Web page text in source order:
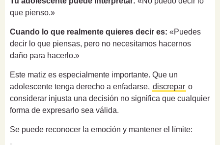
que pienso.»
Cuando lo que realmente quieres decir es: «Puedes
decir lo que piensas, pero no necesitamos hacernos
daño para hacerlo.»
Este matiz es especialmente importante. Que un
adolescente tenga derecho a enfadarse, discrepar o
considerar injusta una decisión no significa que cualquier
forma de expresarlo sea válida.
Se puede reconocer la emoción y mantener el límite: